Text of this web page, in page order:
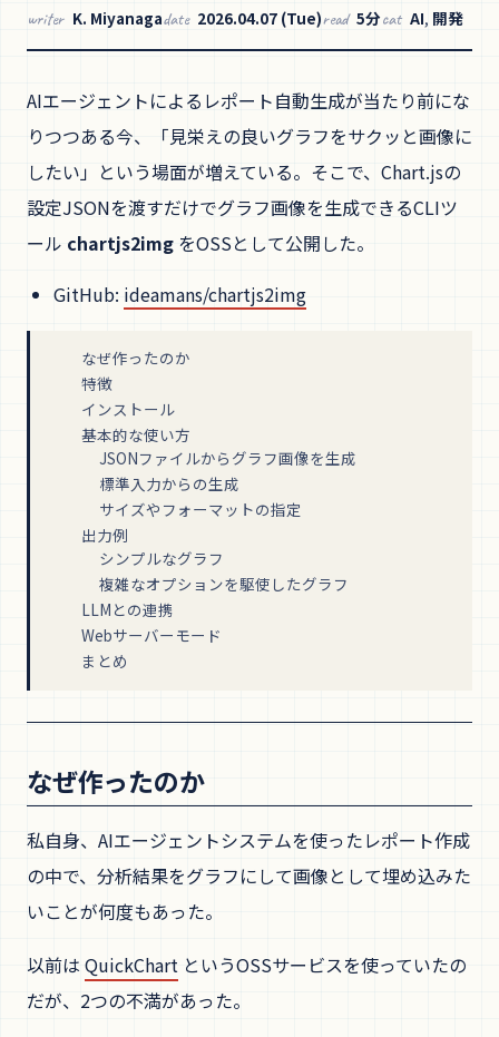
writer K. Miyanagadate 2026.04.07 (Tue)read 5分cat AI, 開発
AIエージェントによるレポート自動生成が当たり前にな
りつつある今、「見栄えの良いグラフをサクッと画像に
したい」という場面が増えている。そこで、Chart.jsの
設定JSONを渡すだけでグラフ画像を生成できるCLIツ
ール chartjs2img をOSSとして公開した。
GitHub: ideamans/chartjs2img
なぜ作ったのか
特徴
インストール
基本的な使い方
JSONファイルからグラフ画像を生成
標準入力からの生成
サイズやフォーマットの指定
出力例
シンプルなグラフ
複雑なオプションを駆使したグラフ
LLMとの連携
Webサーバーモード
まとめ
なぜ作ったのか
私自身、AIエージェントシステムを使ったレポート作成
の中で、分析結果をグラフにして画像として埋め込みた
いことが何度もあった。
以前は QuickChart というOSSサービスを使っていたの
だが、2つの不満があった。